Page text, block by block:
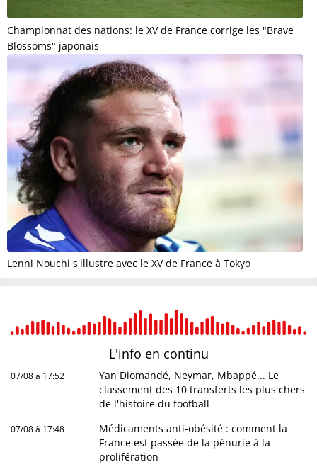
Championnat des nations: le XV de France corrige les "Brave
Blossoms" japonais
Lenni Nouchi s'illustre avec le XV de France à Tokyo
L'info en continu
07/08 à 17:52
Yan Diomandé, Neymar, Mbappé... Le
classement des 10 transferts les plus chers
de l'histoire du football
07/08 à 17:48
Médicaments anti-obésité : comment la
France est passée de la pénurie à la
prolifération